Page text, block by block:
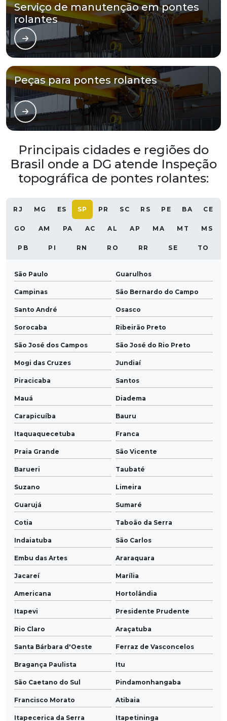
Serviço de manutenção em pontes
rolantes
Peças para pontes rolantes
Principais cidades e regiões do
Brasil onde a DG atende Inspeção
topográfica de pontes rolantes:
RJ MG ES SP PR SC RS PE BA CE
GO AM PA AC AL AP MA MT MS
PB PI RN RO RR SE TO
São Paulo Guarulhos
Campinas São Bernardo do Campo
Santo André Osasco
Sorocaba Ribeirão Preto
São José dos Campos São José do Rio Preto
Mogi das Cruzes Jundiaí
Piracicaba Santos
Mauá Diadema
Carapicuíba Bauru
Itaquaquecetuba Franca
Praia Grande São Vicente
Barueri Taubaté
Suzano Limeira
Guarujá Sumaré
Cotia Taboão da Serra
Indaiatuba São Carlos
Embu das Artes Araraquara
Jacareí Marília
Americana Hortolândia
Itapevi Presidente Prudente
Rio Claro Araçatuba
Santa Bárbara d'Oeste Ferraz de Vasconcelos
Bragança Paulista Itu
São Caetano do Sul Pindamonhangaba
Francisco Morato Atibaia
Itapecerica da Serra Itapetininga